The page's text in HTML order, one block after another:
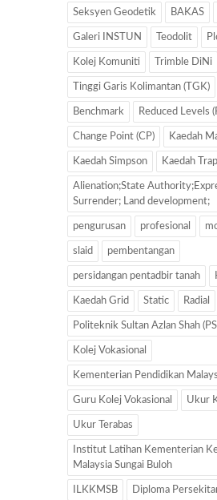
Seksyen Geodetik BAKAS
Galeri INSTUN Teodolit
Kolej Komuniti Trimble DiNi
Tinggi Garis Kolimantan (TGK)
Benchmark Reduced Levels
Change Point (CP) Kaedah
Kaedah Simpson Kaedah
Alienation;State
Surrender; Land development;
pengurusan profesional
slaid pembentangan
persidangan pentadbir tanah
Kaedah Grid Static Radial
Politeknik Sultan Azlan Shah
Kolej Vokasional
Kementerian Pendidikan
Guru Kolej Vokasional Ukur
Ukur Terabas
Institut Latihan Kementerian
Malaysia Sungai Buloh
ILKKMSB Diploma